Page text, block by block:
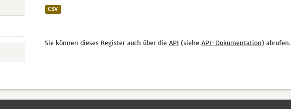
CSV
Sie können dieses Register auch über die API (siehe API-Dokumentation) abrufen.